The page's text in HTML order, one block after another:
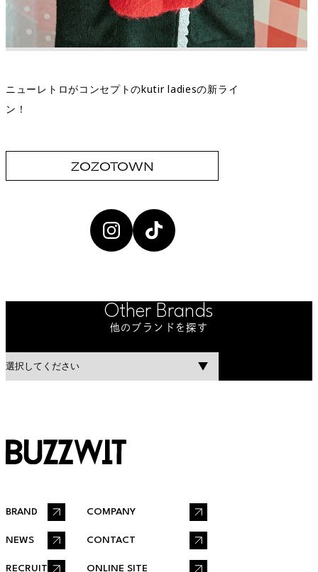
ニューレトロがコンセプトのkutir ladiesの新ライ
ン！
ZOZOTOWN
Other Brands
他のブランドを探す
BRAND
NEWS
RECRUIT
COMPANY
CONTACT
ONLINE SITE